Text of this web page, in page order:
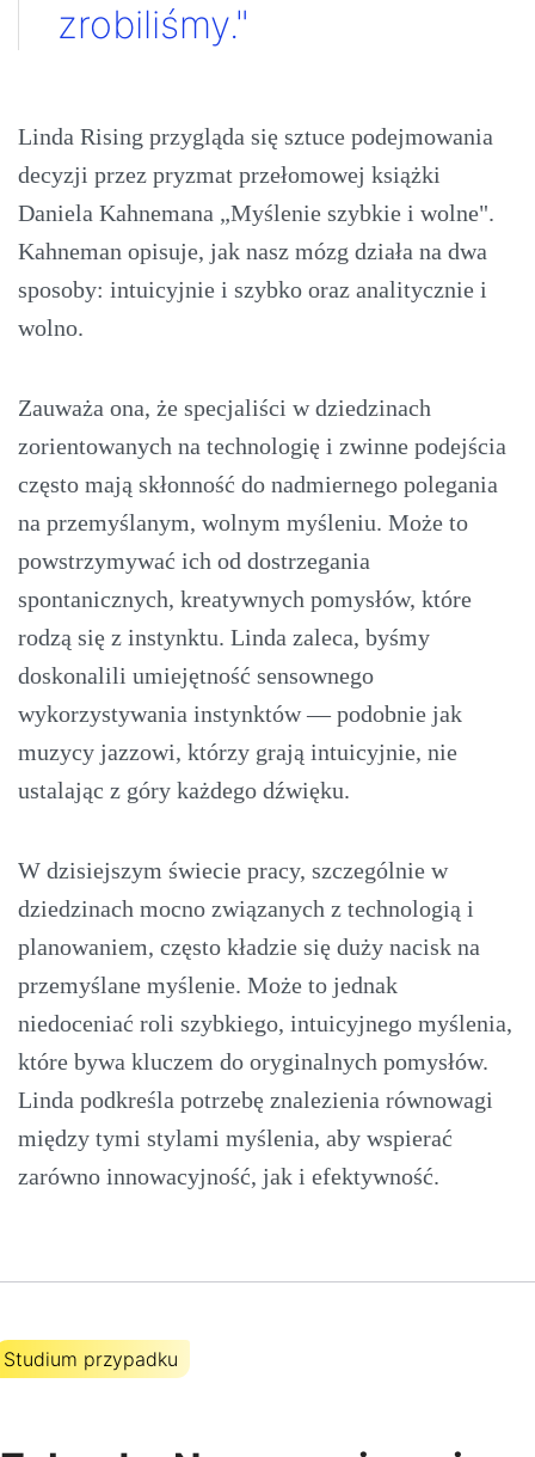
zrobiliśmy."
Linda Rising przygląda się sztuce podejmowania
decyzji przez pryzmat przełomowej książki
Daniela Kahnemana „Myślenie szybkie i wolne".
Kahneman opisuje, jak nasz mózg działa na dwa
sposoby: intuicyjnie i szybko oraz analitycznie i
wolno.
Zauważa ona, że specjaliści w dziedzinach
zorientowanych na technologię i zwinne podejścia
często mają skłonność do nadmiernego polegania
na przemyślanym, wolnym myśleniu. Może to
powstrzymywać ich od dostrzegania
spontanicznych, kreatywnych pomysłów, które
rodzą się z instynktu. Linda zaleca, byśmy
doskonalili umiejętność sensownego
wykorzystywania instynktów — podobnie jak
muzycy jazzowi, którzy grają intuicyjnie, nie
ustalając z góry każdego dźwięku.
W dzisiejszym świecie pracy, szczególnie w
dziedzinach mocno związanych z technologią i
planowaniem, często kładzie się duży nacisk na
przemyślane myślenie. Może to jednak
niedoceniać roli szybkiego, intuicyjnego myślenia,
które bywa kluczem do oryginalnych pomysłów.
Linda podkreśla potrzebę znalezienia równowagi
między tymi stylami myślenia, aby wspierać
zarówno innowacyjność, jak i efektywność.
Studium przypadku